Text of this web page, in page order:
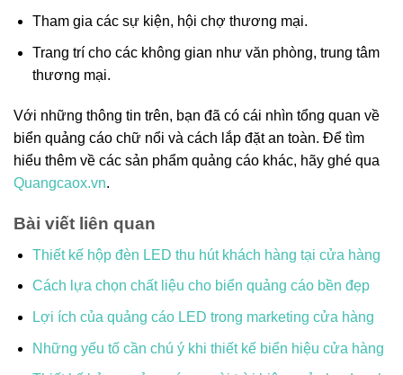
Tham gia các sự kiện, hội chợ thương mại.
Trang trí cho các không gian như văn phòng, trung tâm
thương mại.
Với những thông tin trên, bạn đã có cái nhìn tổng quan về
biển quảng cáo chữ nổi và cách lắp đặt an toàn. Để tìm
hiểu thêm về các sản phẩm quảng cáo khác, hãy ghé qua
Quangcaox.vn.
Bài viết liên quan
Thiết kế hộp đèn LED thu hút khách hàng tại cửa hàng
Cách lựa chọn chất liệu cho biển quảng cáo bền đẹp
Lợi ích của quảng cáo LED trong marketing cửa hàng
Những yếu tố cần chú ý khi thiết kế biển hiệu cửa hàng